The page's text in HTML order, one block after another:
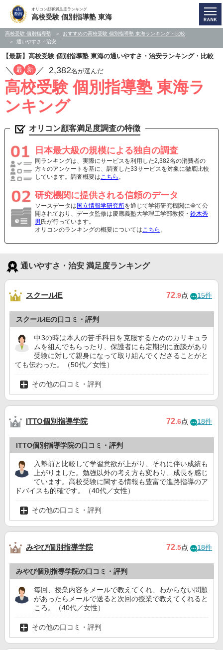
オリコン顧客満足度ランキング
高校受験 個別指導塾 東海
高校受験 個別指導塾
おすすめの高校受験 個別指導塾 東海ランキング・比較
通いやすさ・治安
【最新】高校受験 個別指導塾 東海の通いやすさ・治安ランキング・比較
／ 最 新 ／ 2,382名が選んだ
高校受験 個別指導塾 東海ラ
ンキング
オリコン顧客満足度調査の特徴
日本最大級の規模による独自の調査
同ランキングは、実際にサービスを利用した2,382名の消費者の
方々のアンケートを基に、調査した33サービスを対象に徹底比較
しています。調査概要はこちら 。
研究機関に提供される信頼のデータ
ソースデータは 国立情報学研究所を通じて学術研究機関に全て公
開されており、データ監修は慶應義塾大学理工学部教授・ 鈴木秀
男 氏が行っています。
オリコンのランキングの概要についてはこちら 。
通いやすさ・治安 満足度ランキング
スクールIE 72.9点 15件
スクールIEの口コミ・評判
中3の時は本人の苦手科目を克服するためのカリキュラ
ムを組んでもらったり、保護者にも定期的に面談があり
受験に対して親身になって取り組んでくださることがと
ても伝わった。（50代／女性）
その他の口コミ・評判
ITTO個別指導学院 72.6点 18件
ITTO個別指導学院の口コミ・評判
入塾前と比較して学習意欲が上がり、それに伴い成績も
上がりました。勉強以外の考え方も変わり、成長を感じ
ています。高校受験に関する情報も豊富で進路指導のア
ドバイスも的確です。（40代／女性）
その他の口コミ・評判
みやび個別指導学院 72.5点 18件
みやび個別指導学院の口コミ・評判
毎回、授業内容をメールで教えてくれ、わからない問題
があったらメールで送ると次回の授業で教えてくれると
ころ。（40代／女性）
その他の口コミ・評判